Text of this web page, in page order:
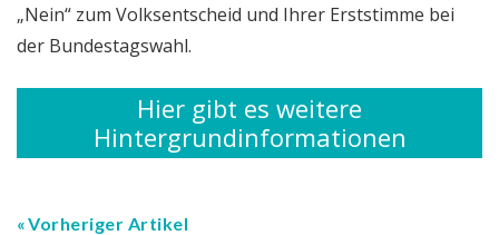
„Nein“ zum Volksentscheid und Ihrer Erststimme bei
der Bundestagswahl.
Hier gibt es weitere
Hintergrundinformationen
Vorheriger Artikel